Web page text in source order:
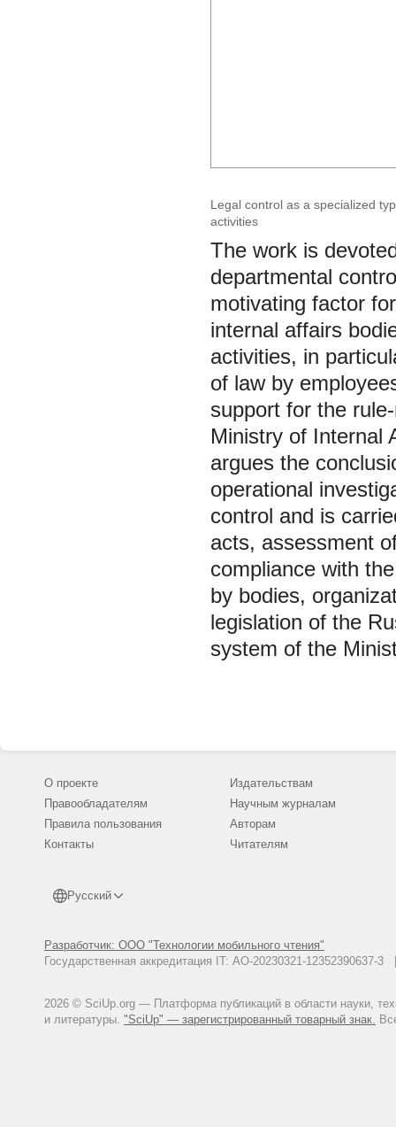
Legal control as a specialized
activities
The work is
departmental
motivating factor
internal affairs
activities, in
of law by
support for the
Ministry of Internal
argues the
operational
control and is
acts, assessment
compliance with
by bodies,
legislation of the
system of the
О проекте
Правообладателям
Правила пользования
Контакты
Русский
Разработчик: ООО "Технологии мобильного чтения"
Государственная аккредитация IT: АО-20230321-
2026 © SciUp.org — Платформа публикаций в области науки,
и литературы. "SciUp" — зарегистрированный товарный знак.
Издательствам
Научным журналам
Авторам
Читателям